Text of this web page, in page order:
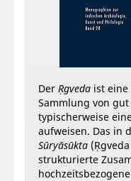
Der Ṛgveda ist eine
Sammlung von
typischerweise
aufweisen. Das in
Sūryāsūkta
strukturierte